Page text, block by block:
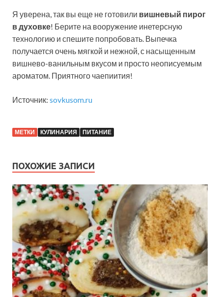
Я уверена, так вы еще не готовили вишневый пирог
в духовке! Берите на вооружение инетерсную
технологию и спешите попробовать. Выпечка
получается очень мягкой и нежной, с насыщенным
вишнево-ванильным вкусом и просто неописуемым
ароматом. Приятного чаепиития!
Источник: sovkusom.ru
МЕТКИ КУЛИНАРИЯ ПИТАНИЕ
ПОХОЖИЕ ЗАПИСИ